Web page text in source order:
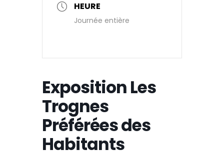
HEURE
Journée entière
Exposition Les
Trognes
Préférées des
Habitants